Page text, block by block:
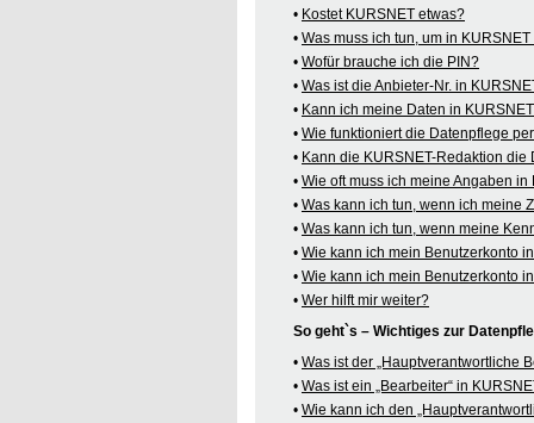
• Kostet KURSNET etwas?
• Was muss ich tun, um in
• Wofür brauche ich die PIN?
• Was ist die Anbieter-Nr. in
• Kann ich meine Daten in
• Wie funktioniert die Datenpflege
• Kann die KURSNET-Redaktion
• Wie oft muss ich meine Angaben
• Was kann ich tun, wenn ich meine
• Was kann ich tun, wenn meine
• Wie kann ich mein Benutzerkonto
• Wie kann ich mein Benutzerkonto
• Wer hilft mir weiter?
So geht`s – Wichtiges zur
• Was ist der „Hauptverantwortliche
• Was ist ein „Bearbeiter“ in
• Wie kann ich den